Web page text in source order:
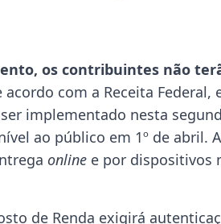
os contribuintes não
acordo com a Receita
implementado nesta
ao público em 1º de abril.
online e por dispositivos
de Renda exigirá